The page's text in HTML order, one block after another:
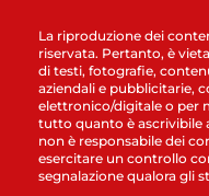
La riproduzione dei
riservata. Pertanto, è
di testi, fotografie,
aziendali e pubblicitarie,
elettronico/digitale o per
tutto quanto è ascrivibile
non è responsabile dei
esercitare un controllo
segnalazione qualora gli